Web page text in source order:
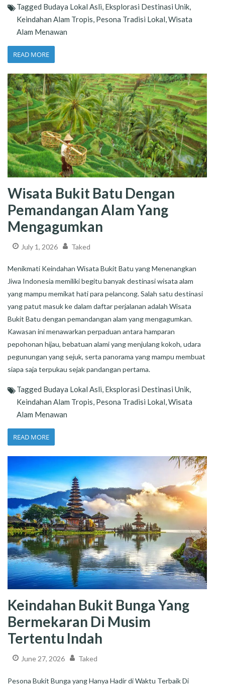
Tagged Budaya Lokal Asli Eksplorasi Destinasi Unik
Keindahan Alam Tropis Pesona Tradisi Lokal Wisata
Alam Menawan
READ MORE
Wisata Bukit Batu Dengan
Pemandangan Alam Yang
Mengagumkan
July 1, 2026 Taked
Menikmati Keindahan Wisata Bukit Batu yang Menenangkan
Jiwa Indonesia memiliki begitu banyak destinasi wisata alam
yang mampu memikat hati para pelancong. Salah satu destinasi
yang patut masuk ke dalam daftar perjalanan adalah Wisata
Bukit Batu dengan pemandangan alam yang mengagumkan.
Kawasan ini menawarkan perpaduan antara hamparan
pepohonan hijau, bebatuan alami yang menjulang kokoh, udara
pegunungan yang sejuk, serta panorama yang mampu membuat
siapa saja terpukau sejak pandangan pertama.
Tagged Budaya Lokal Asli, Eksplorasi Destinasi Unik,
Keindahan Alam Tropis, Pesona Tradisi Lokal,Wisata
Alam Menawan
READ MORE
Keindahan Bukit Bunga Yang
Bermekaran Di Musim
Tertentu Indah
June 27, 2026 Taked
Pesona Bukit Bunga yang Hanya Hadir di Waktu Terbaik Di